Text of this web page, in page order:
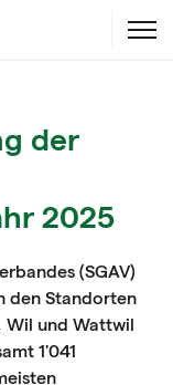
der
2025
(SGAV)
den Standorten
Wil und Wattwil
1'041